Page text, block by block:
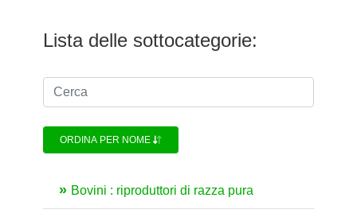
Lista delle sottocategorie:
ORDINA PER NOME
Bovini : riproduttori di razza pura